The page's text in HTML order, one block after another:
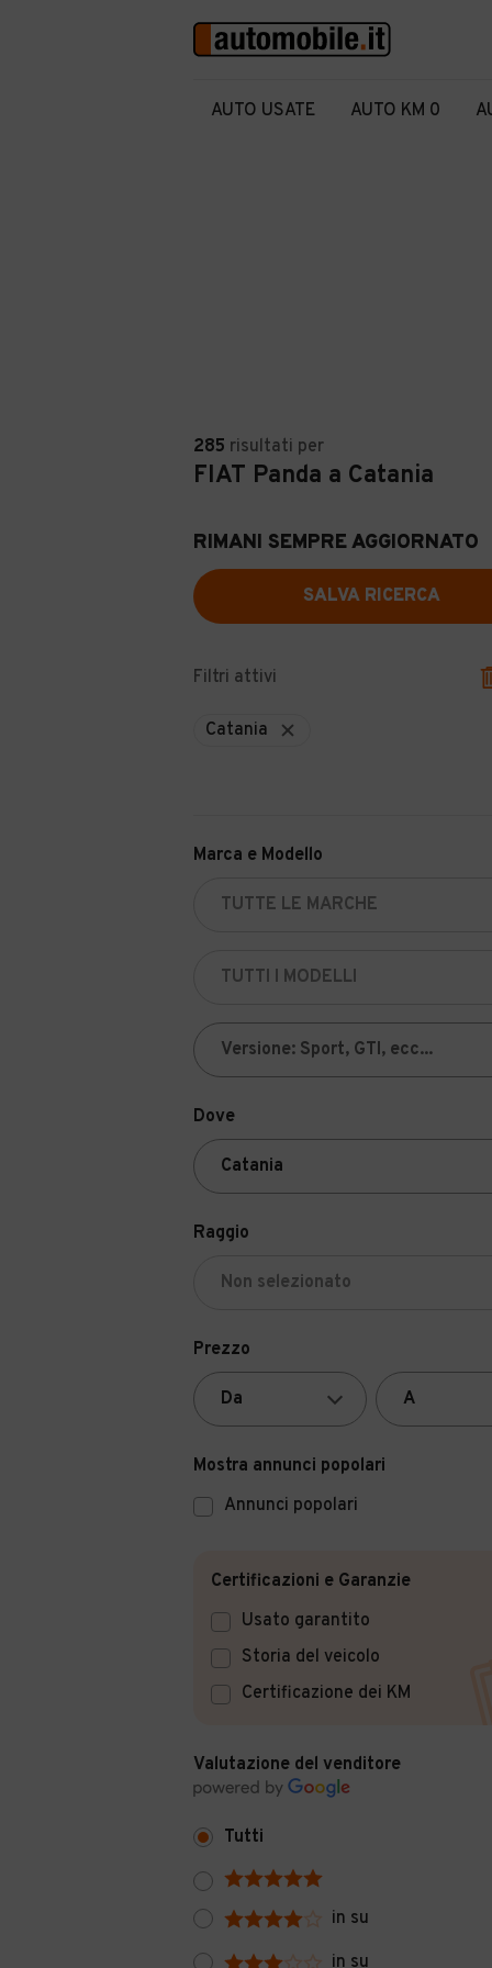
AUTO USATE AUTO KM 0
285 risultati per
FIAT Panda a Catania
RIMANI SEMPRE AGGIORNATO
SALVA RICERCA
Filtri attivi
Catania
Marca e Modello
Dove
Raggio
Prezzo
Mostra annunci popolari
Annunci popolari
Certificazioni e Garanzie
Usato garantito
Storia del veicolo
Certificazione dei KM
Valutazione del venditore
Tutti
in su
in su